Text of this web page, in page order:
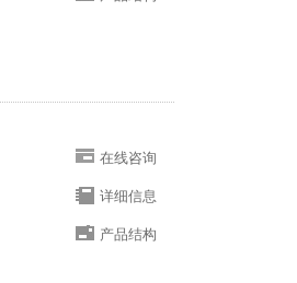
在线咨询
详细信息
产品结构